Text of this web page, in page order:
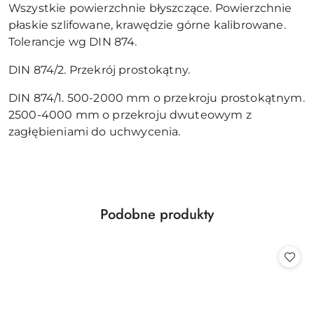
Wszystkie powierzchnie błyszczące. Powierzchnie
płaskie szlifowane, krawędzie górne kalibrowane.
Tolerancje wg DIN 874.
DIN 874/2. Przekrój prostokątny.
DIN 874/1. 500-2000 mm o przekroju prostokątnym.
2500-4000 mm o przekroju dwuteowym z
zagłębieniami do uchwycenia.
Pomiń karuzelę produktów
Produkty
Podobne produkty